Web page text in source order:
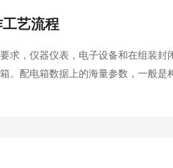
艺流程
求，仪器仪表，电子设备和在组装封
。配电箱数据上的海量参数，一般是